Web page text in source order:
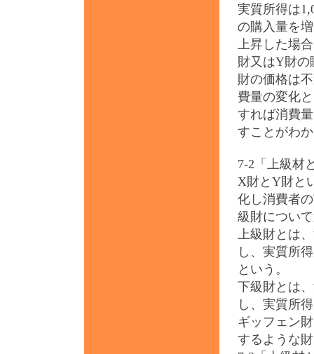
実質所得は
の購入量を
上昇した場
財又はY財の
財の価格は
費量の変化
すれば消費
すことがわ
7-2「上級材
X財とY財と
化し消費者
級財につい
上級財とは
し、実質所
という。
下級財とは
し、実質所
ギッフェン
するような